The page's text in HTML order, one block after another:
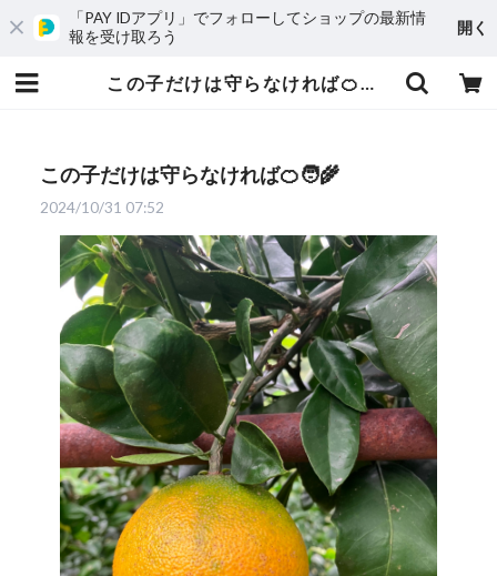
「PAY IDアプリ」でフォローしてショップの最新情
報を受け取ろう
開く
この子だけは守らなければ🍊🧑‍🌾 | 愛媛発の自然食品店 電子食品流通研究所オンラインストア｜電食で、おいしく、健康に
この子だけは守らなければ🍊🧑‍🌾
2024/10/31 07:52